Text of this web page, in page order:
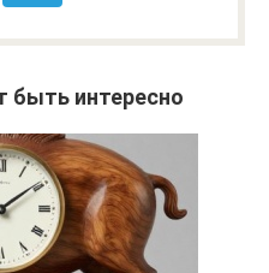
интересно